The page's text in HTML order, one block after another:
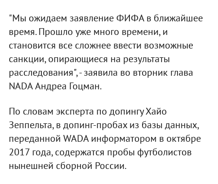
"Мы ожидаем заявление ФИФА в ближайшее
время. Прошло уже много времени, и
становится все сложнее ввести возможные
санкции, опирающиеся на результаты
расследования", - заявила во вторник глава
NADA Андреа Гоцман.
По словам эксперта по допингу Хайо
Зеппельта, в допинг-пробах из базы данных,
переданной WADA информатором в октябре
2017 года, содержатся пробы футболистов
нынешней сборной России.